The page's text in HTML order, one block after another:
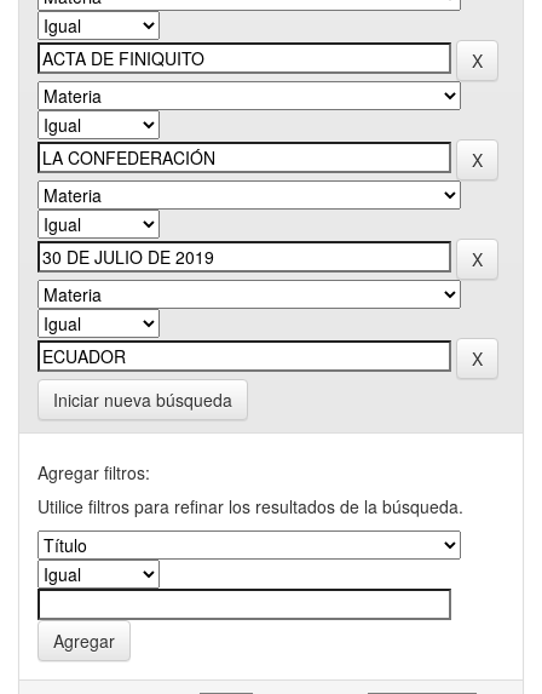
Iniciar nueva búsqueda
Agregar filtros:
Utilice filtros para refinar los resultados de la búsqueda.